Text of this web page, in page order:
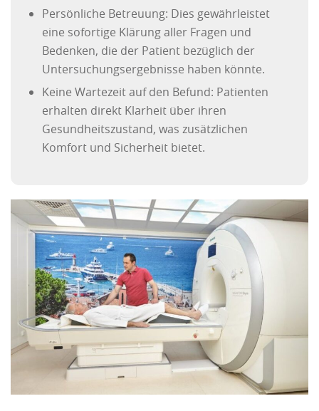
Persönliche Betreuung: Dies gewährleistet
eine sofortige Klärung aller Fragen und
Bedenken, die der Patient bezüglich der
Untersuchungsergebnisse haben könnte.
Keine Wartezeit auf den Befund: Patienten
erhalten direkt Klarheit über ihren
Gesundheitszustand, was zusätzlichen
Komfort und Sicherheit bietet.